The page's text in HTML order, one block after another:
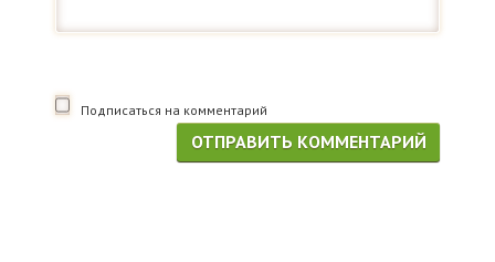
Подписаться на комментарий